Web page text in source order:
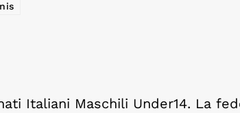
Italiani Maschili Under14. La